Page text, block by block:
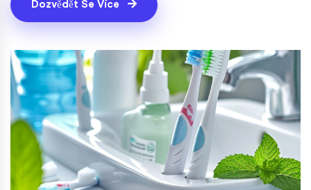
Dozvědět Se Více